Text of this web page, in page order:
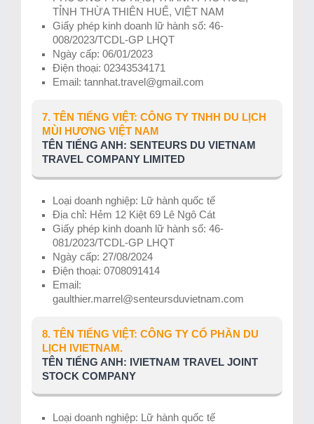
TỈNH THỪA THIÊN HUẾ, VIỆT NAM
Giấy phép kinh doanh lữ hành số: 46-
008/2023/TCDL-GP LHQT
Ngày cấp: 06/01/2023
Điện thoại: 02343534171
Email: tannhat.travel@gmail.com
7. TÊN TIẾNG VIỆT: CÔNG TY TNHH DU LỊCH
MÙI HƯƠNG VIỆT NAM
TÊN TIẾNG ANH: SENTEURS DU VIETNAM
TRAVEL COMPANY LIMITED
Loại doanh nghiệp: Lữ hành quốc tế
Địa chỉ: Hẻm 12 Kiệt 69 Lê Ngô Cát
Giấy phép kinh doanh lữ hành số: 46-
081/2023/TCDL-GP LHQT
Ngày cấp: 27/08/2024
Điện thoại: 0708091414
Email:
gaulthier.marrel@senteursduvietnam.com
8. TÊN TIẾNG VIỆT: CÔNG TY CỔ PHẦN DU
LỊCH IVIETNAM.
TÊN TIẾNG ANH: IVIETNAM TRAVEL JOINT
STOCK COMPANY
Loại doanh nghiệp: Lữ hành quốc tế